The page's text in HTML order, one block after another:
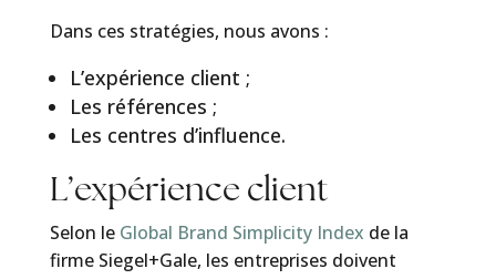
Dans ces stratégies, nous avons :
L’expérience client ;
Les références ;
Les centres d’influence.
L’expérience client
Selon le Global Brand Simplicity Index de la
firme Siegel+Gale, les entreprises doivent